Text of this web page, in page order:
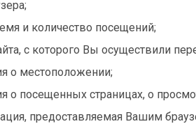
и количество посещений;
с которого Вы осуществили
о местоположении;
о посещенных страницах, о
предоставляемая Вашим